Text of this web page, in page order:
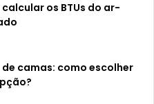
os BTUs do ar-
camas: como escolher